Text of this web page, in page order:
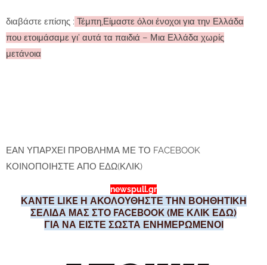
διαβάστε επίσης : Τέμπη,Είμαστε όλοι ένοχοι για την Ελλάδα
που ετοιμάσαμε γι’ αυτά τα παιδιά – Μια Ελλάδα χωρίς
μετάνοια
ΕΑΝ ΥΠΑΡΧΕΙ ΠΡΟΒΛΗΜΑ ΜΕ ΤΟ FACEBOOK
ΚΟΙΝΟΠΟΙΗΣΤΕ ΑΠΟ ΕΔΩ(ΚΛΙΚ)
newspull.gr
ΚΑΝΤΕ LIKE Η ΑΚΟΛΟΥΘΗΣΤΕ ΤΗΝ ΒΟΗΘΗΤΙΚΗ
ΣΕΛΙΔΑ ΜΑΣ ΣΤΟ FACEBOOK (ΜΕ ΚΛΙΚ ΕΔΩ)
ΓΙΑ ΝΑ ΕΙΣΤΕ ΣΩΣΤΑ ΕΝΗΜΕΡΩΜΕΝΟΙ